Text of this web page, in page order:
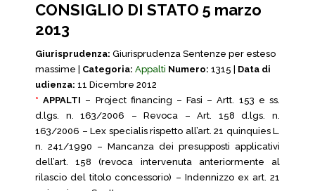
CONSIGLIO DI STATO 5 marzo
2013
Giurisprudenza: Giurisprudenza Sentenze per esteso
massime | Categoria: Appalti Numero: 1315 | Data di
udienza: 11 Dicembre 2012
*APPALTI – Project financing – Fasi – Artt. 153 e ss.
d.lgs. n. 163/2006 – Revoca – Art. 158 d.lgs. n.
163/2006 – Lex specialis rispetto all’art. 21 quinquies L.
n. 241/1990 – Mancanza dei presupposti applicativi
dell’art. 158 (revoca intervenuta anteriormente al
rilascio del titolo concessorio) – Indennizzo ex art. 21